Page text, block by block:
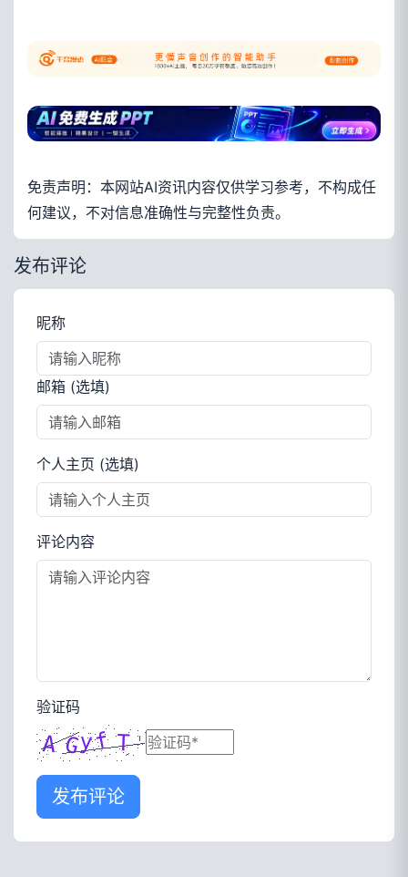
免责声明：本网站AI资讯内容仅供学习参考，不构成任
何建议，不对信息准确性与完整性负责。
发布评论
昵称
邮箱 (选填)
个人主页 (选填)
评论内容
验证码
发布评论